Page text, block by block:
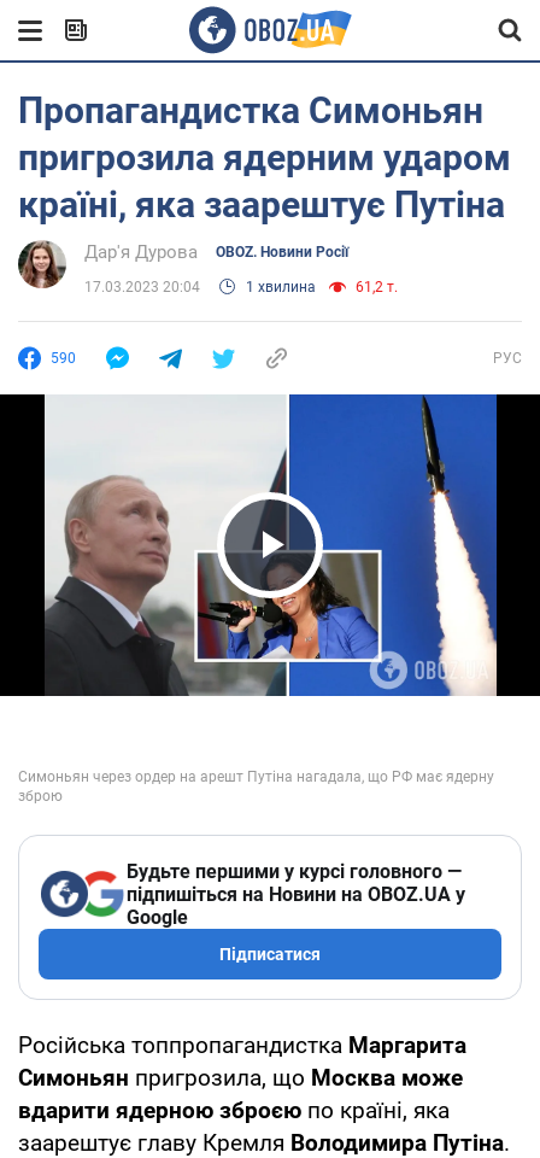
Пропагандистка Симоньян
пригрозила ядерним ударом
країні, яка заарештує Путіна
Дар'я Дурова OBOZ. Новини Росії
17.03.2023 20:04 1 хвилина 61,2 т.
590 РУС
Play Video
Будьте першими у курсі головного —
підпишіться на Новини на OBOZ.UA у
Google
Підписатися
Російська топпропагандистка Маргарита
Симоньян пригрозила, що Москва може
вдарити ядерною зброєю по країні, яка
заарештує главу Кремля Володимира Путіна.